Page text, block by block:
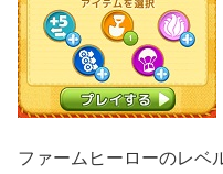
ファームヒーローのレベ